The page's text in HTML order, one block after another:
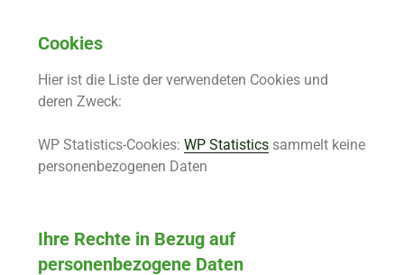
Cookies
Hier ist die Liste der verwendeten Cookies und
deren Zweck:
WP Statistics-Cookies: WP Statistics sammelt keine
personenbezogenen Daten
Ihre Rechte in Bezug auf
personenbezogene Daten